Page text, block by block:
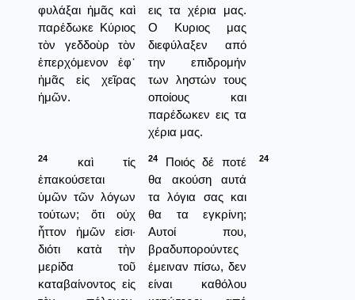
φυλάξαι ἡμᾶς καὶ
παρέδωκε Κύριος
τὸν γεδδοὺρ τὸν
ἐπερχόμενον ἐφ᾿
ἡμᾶς εἰς χεῖρας
ἡμῶν.
εις τα χέρια μας.
Ο Κυριος μας
διεφύλαξεν από
την επιδρομήν
των ληστών τους
οποίους και
παρέδωκεν εις τα
χέρια μας.
24
καὶ τίς
ἐπακούσεται
ὑμῶν τῶν λόγων
τούτων; ὅτι οὐχ
ἧττον ἡμῶν εἰσι·
διότι κατὰ τὴν
μερίδα τοῦ
καταβαίνοντος εἰς
24
Ποιός δέ ποτέ
θα ακούση αυτά
τα λόγια σας και
θα τα εγκρίνη;
Αυτοί που,
βραδυπορούντες
έμειναν πίσω, δεν
είναι καθόλου
24